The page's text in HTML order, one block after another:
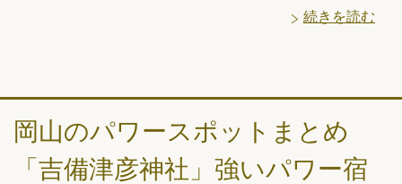
続きを読む
岡山のパワースポットまとめ
「吉備津彦神社」強いパワー宿